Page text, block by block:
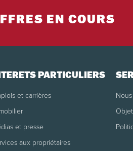
EN COURS
PARTICULIERS
et carrières
et presse
aux propriétaires